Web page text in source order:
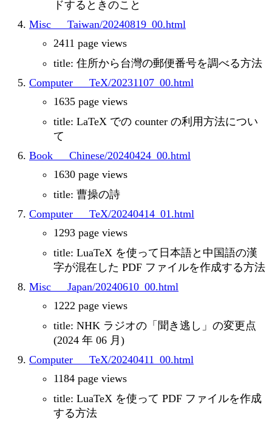
ドするときのこと
Misc___Taiwan/20240819_00.html
2411 page views
title: 住所から台灣の郵便番号を調べる方法
Computer___TeX/20231107_00.html
1635 page views
title: LaTeX での counter の利用方法につい
て
Book___Chinese/20240424_00.html
1630 page views
title: 曹操の詩
Computer___TeX/20240414_01.html
1293 page views
title: LuaTeX を使って日本語と中国語の漢
字が混在した PDF ファイルを作成する方法
Misc___Japan/20240610_00.html
1222 page views
title: NHK ラジオの「聞き逃し」の変更点
(2024 年 06 月)
Computer___TeX/20240411_00.html
1184 page views
title: LuaTeX を使って PDF ファイルを作成
する方法